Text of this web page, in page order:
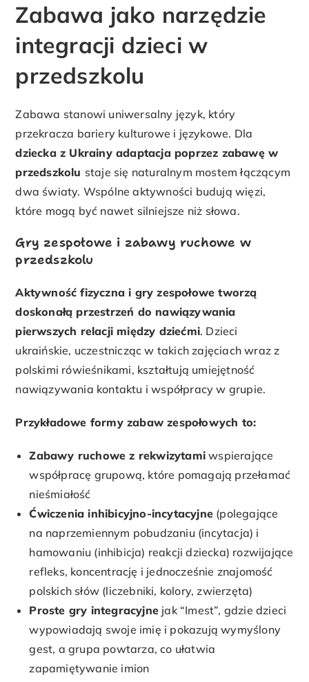
Zabawa jako narzędzie
integracji dzieci w
przedszkolu
Zabawa stanowi uniwersalny język, który
przekracza bariery kulturowe i językowe. Dla
dziecka z Ukrainy adaptacja poprzez zabawęw
przedszkolu staje się naturalnym mostem łączącym
dwa światy. Wspólne aktywności budują więzi,
które mogą być nawet silniejsze niż słowa.
Gry zespołowe i zabawy ruchowe w
przedszkolu
Aktywność fizyczna i gry zespołowe tworzą
doskonałą przestrzeń do nawiązywania
pierwszych relacji między dziećmi. Dzieci
ukraińskie, uczestnicząc w takich zajęciach wraz z
polskimi rówieśnikami, kształtują umiejętność
nawiązywania kontaktu i współpracy w grupie.
Przykładowe formy zabaw zespołowych to:
Zabawy ruchowe z rekwizytami wspierające
współpracę grupową, które pomagają przełamać
nieśmiałość
Ćwiczenia inhibicyjno-incytacyjne (polegające
na naprzemiennym pobudzaniu (incytacja) i
hamowaniu (inhibicja) reakcji dziecka) rozwijające
refleks, koncentrację i jednocześnie znajomość
polskich słów (liczebniki, kolory, zwierzęta)
Proste gry integracyjne jak “Imest”, gdzie dzieci
wypowiadają swoje imię i pokazują wymyślony
gest, a grupa powtarza, co ułatwia
zapamiętywanie imion